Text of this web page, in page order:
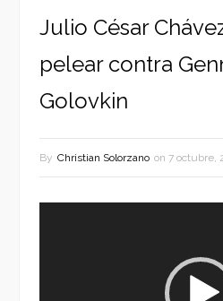
Julio César
pelear contra
Golovkin
By Christian Solorzano on 7 octubre,